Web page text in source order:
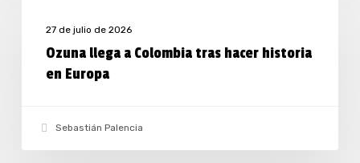
Colombia
27 de julio de 2026
Ozuna llega a Colombia tras hacer historia
en Europa
Sebastián Palencia